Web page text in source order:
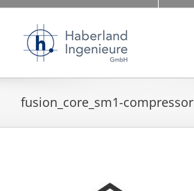
fusion_core_sm1-compressor